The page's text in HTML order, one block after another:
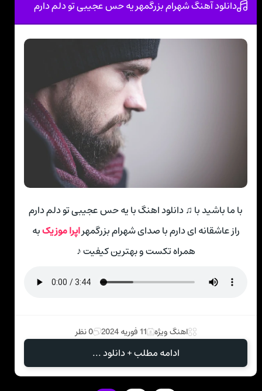
دانلود آهنگ شهرام بزرگمهر یه حس عجیبی تو دلم دارم
با ما باشید با ♫ دانلود اهنگ با یه حس عجیبی تو دلم دارم
راز عاشقانه ای دارم با صدای شهرام بزرگمهراپرا موزیکبه
همراه تکست و بهترین کیفیت ♪
اهنگ ویژه 11 فوریه 2024 0 نظر
ادامه مطلب + دانلود ...